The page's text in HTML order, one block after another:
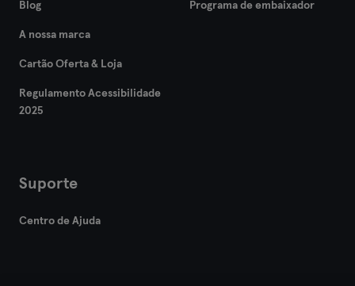
Ingolstadt
Karlsruhe
Colónia
Blog
A nossa marca
Cartão Oferta & Loja
Regulamento Acessibilidade
2025
Programa de embaixador
Suporte
Centro de Ajuda